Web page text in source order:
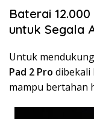
Baterai
untuk Segala
Untuk
Pad 2 Pro dibekali
mampu bertahan